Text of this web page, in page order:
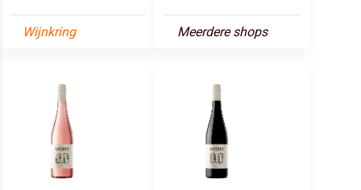
Wijnkring Meerdere shops